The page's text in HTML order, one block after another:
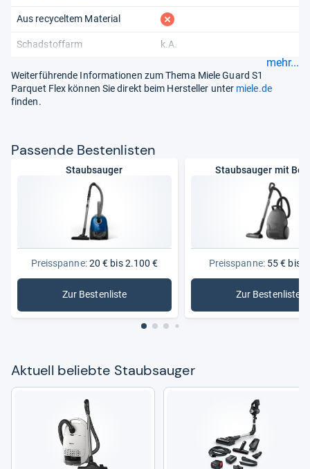
Aus recyceltem Material fehlt
Schadstoffarm k.A.
mehr...
Weiterführende Informationen zum Thema Miele Guard S1
Parquet Flex können Sie direkt beim Hersteller unter miele.de
finden.
Pas­sende Bes­ten­lis­ten
Staubsauger
Preisspanne:20 € bis 2.100 €
Zur Bestenliste
: Staubsauger
Staubsauger mit
Preisspanne:55 € bis
Zur Bestenliste
:
Aktu­ell beliebte Staub­sau­ger